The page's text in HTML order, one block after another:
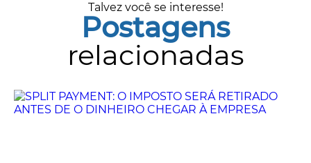
Talvez você se interesse!
Postagens
relacionadas